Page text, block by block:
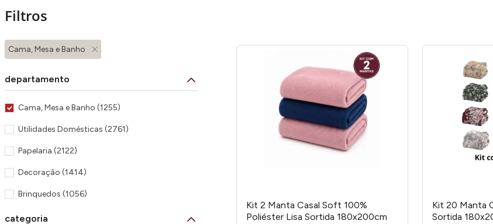
Filtros
Cama, Mesa e Banho
departamento
Cama, Mesa e Banho (1255)
Utilidades Domésticas (2761)
Papelaria (2122)
Decoração (1414)
Brinquedos (1056)
Alimentos e Bebidas
categoria
Kit 2 Manta Casal Soft 100%
Poliéster Lisa Sortida 180x200cm
Kit 20 Manta
Sortida